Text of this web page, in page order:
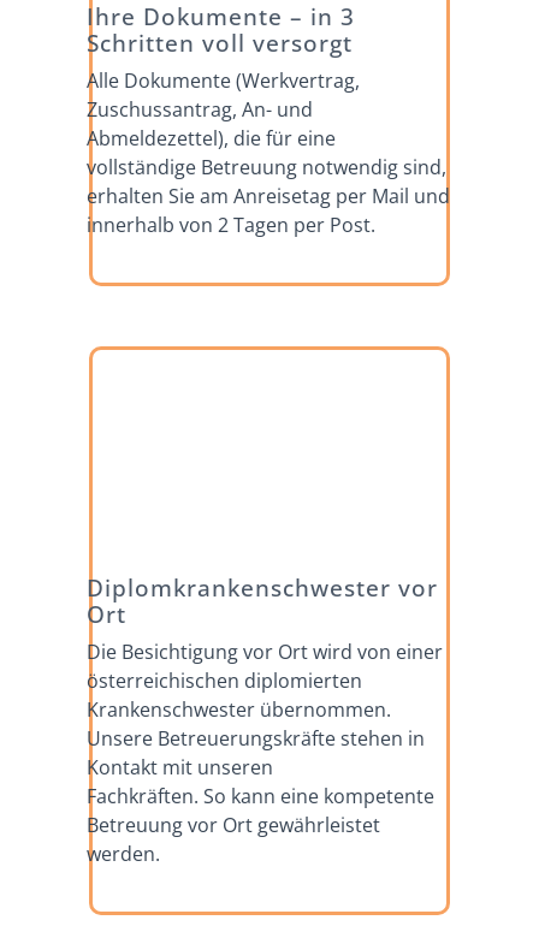
Ihre Dokumente – in 3
Schritten voll versorgt
Alle Dokumente (Werkvertrag,
Zuschussantrag, An- und
Abmeldezettel), die für eine
vollständige Betreuung notwendig sind,
erhalten Sie am Anreisetag per Mail und
innerhalb von 2 Tagen per Post.
Diplomkrankenschwester vor
Ort
Die Besichtigung vor Ort wird von einer
österreichischen diplomierten
Krankenschwester übernommen.
Unsere Betreuerungskräfte stehen in
Kontakt mit unseren
Fachkräften. So kann eine kompetente
Betreuung vor Ort gewährleistet
werden.